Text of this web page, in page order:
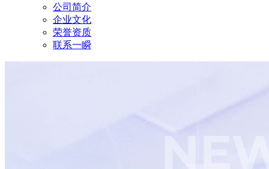
公司简介
企业文化
荣誉资质
联系一瞬